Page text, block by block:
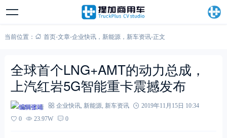
当前位置： 首页-文章-企业快讯， 新能源， 新车资讯-正文
全球首个LNG+AMT的动力总成，
上汽红岩5G智能重卡震撼发布
编辑张靖 企业快讯, 新能源, 新车资讯
2019年11月15日 10:34
0
23.97W 0